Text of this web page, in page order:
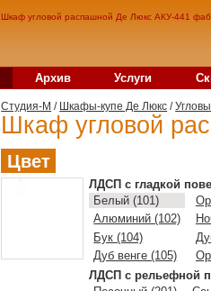
Шкаф угловой распашной Де Люкс АКУ-441
Архив Услуги
Студия-M / Шкафы-купе Де Люкс /
Шкаф угловой
Цвет
ЛДСП с гладкой
Белый (101)
Алюминий (102)
Бук (104)
Дуб венге (105)
ЛДСП с рельефной